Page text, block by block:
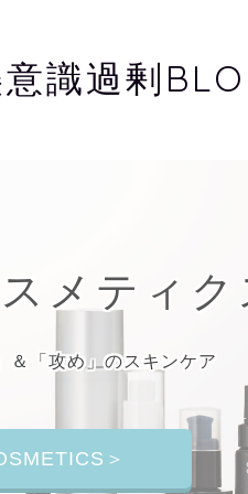
識過剰
メティ
＆「攻め」のスキンケア
＞